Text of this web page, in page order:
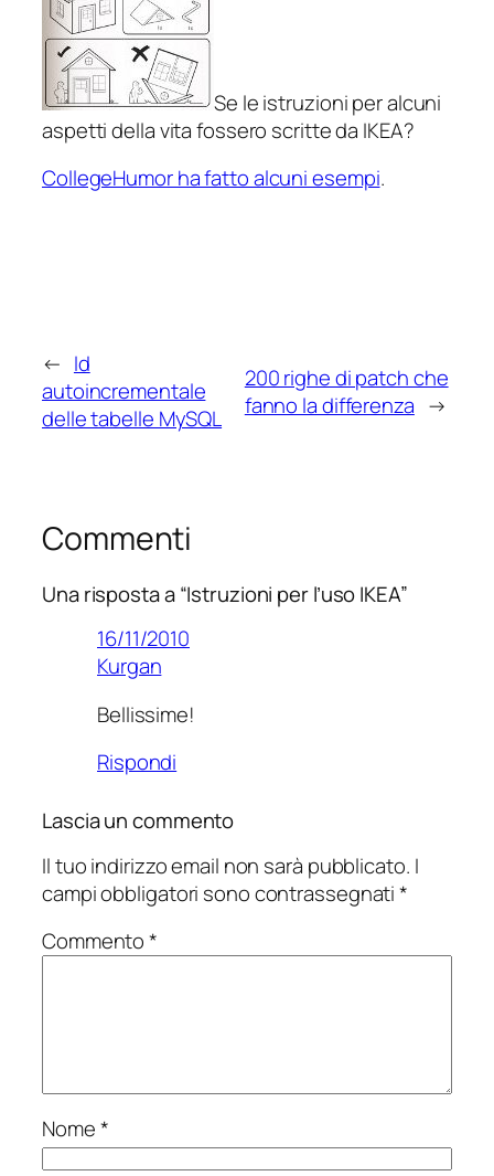
Se le istruzioni per alcuni
aspetti della vita fossero scritte da IKEA?
CollegeHumor ha fatto alcuni esempi.
← Id
autoincrementale
delle tabelle MySQL
200 righe di patch che
fanno la differenza →
Commenti
Una risposta a “Istruzioni per l’uso IKEA”
16/11/2010
Kurgan
Bellissime!
Rispondi
Lascia un commento
Il tuo indirizzo email non sarà pubblicato. I
campi obbligatori sono contrassegnati*
Commento*
Nome*